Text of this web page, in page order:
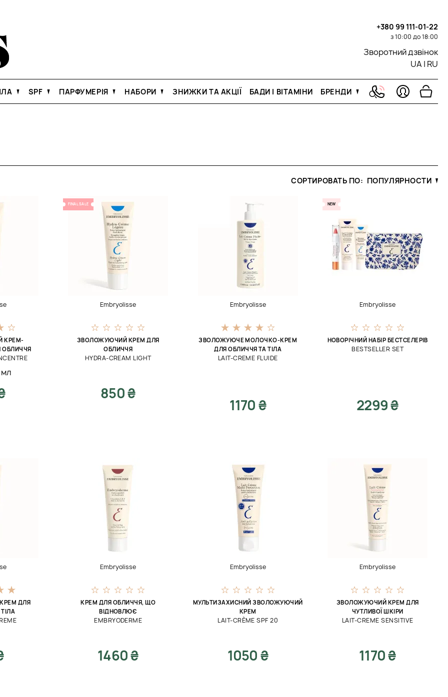
+380 99 111-01-22
з 10:00 до 18:00
Зворотний дзвінок
UA | RU
SPF ПАРФУМЕРІЯ НАБОРИ ЗНИЖКИ ТА АКЦІЇ БАДИ І ВІТАМІНИ БРЕНДИ
СОРТИРОВАТЬ ПО: ПОПУЛЯРНОСТИ
КРЕМ-
ОБЛИЧЧЯ
FINAL SALE
Embryolisse
ЗВОЛОЖУЮЧИЙ КРЕМ ДЛЯ
ОБЛИЧЧЯ
HYDRA-CREAM LIGHT
850 ₴
Embryolisse
ЗВОЛОЖУЮЧЕ МОЛОЧКО-КРЕМ
ДЛЯ ОБЛИЧЧЯ ТА ТІЛА
LAIT-CREME FLUIDE
1170 ₴
NEW
Embryolisse
НОВОРІЧНИЙ НАБІР БЕСТСЕЛЕРІВ
BESTSELLER SET
2299 ₴
ДЛЯ
Embryolisse
КРЕМ ДЛЯ ОБЛИЧЧЯ, ЩО
ВІДНОВЛЮЄ
EMBRYODERME
1460 ₴
Embryolisse
МУЛЬТИЗАХИСНИЙ ЗВОЛОЖУЮЧИЙ
КРЕМ
LAIT-CRÈME SPF 20
1050 ₴
Embryolisse
ЗВОЛОЖУЮЧИЙ КРЕМ ДЛЯ
ЧУТЛИВОЇ ​​ШКІРИ
LAIT-CREME SENSITIVE
1170 ₴